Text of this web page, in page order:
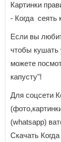
Картинки
- Когда сеять
Если вы
чтобы кушать
можете
капусту"!
Для соцсети
(whatsapp)
Скачать